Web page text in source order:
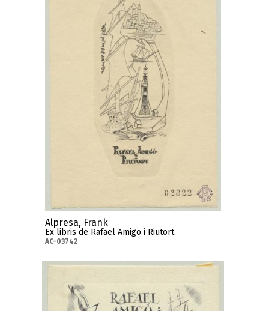
Alpresa, Frank
Ex libris de Rafael Amigo i Riutort
AC-03742